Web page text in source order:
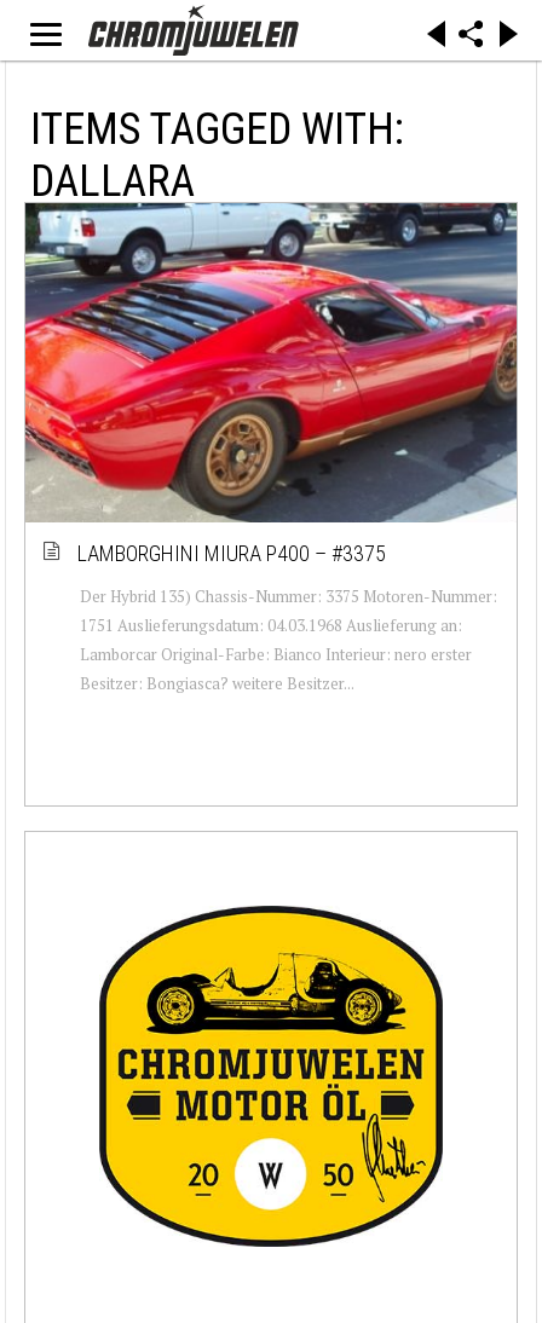
ITEMS TAGGED WITH:
DALLARA
LAMBORGHINI MIURA P400 – #3375
Der Hybrid 135) Chassis-Nummer: 3375 Motoren-Nummer:
1751 Auslieferungsdatum: 04.03.1968 Auslieferung an:
Lamborcar Original-Farbe: Bianco Interieur: nero erster
Besitzer: Bongiasca? weitere Besitzer...